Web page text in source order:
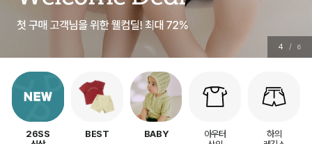
4 / 6
26SS
BEST BABY
아우터
하의